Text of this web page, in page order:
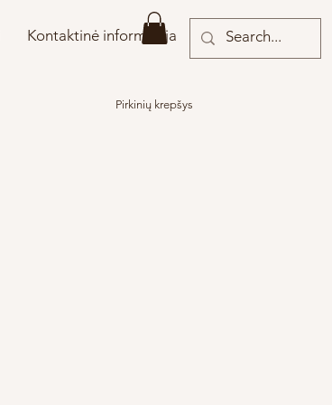
Kontaktinė informacija
Pirkinių krepšys